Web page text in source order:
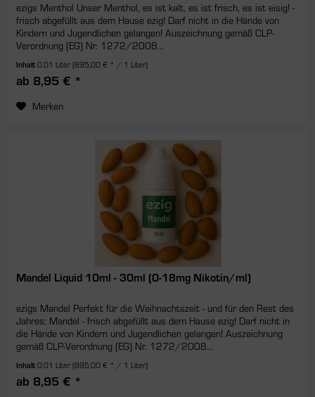
ezigs Menthol Unser Menthol, es ist kalt, es ist frisch, es ist eisig! -
frisch abgefüllt aus dem Hause ezig! Darf nicht in die Hände von
Kindern und Jugendlichen gelangen! Auszeichnung gemäß CLP-
Verordnung (EG) Nr. 1272/2008...
Inhalt0.01 Liter(895,00 € * / 1 Liter)
ab 8,95 € *
Merken
Mandel Liquid 10ml - 30ml (0-18mg Nikotin/ml)
ezigs Mandel Perfekt für die Weihnachtszeit - und für den Rest des
Jahres: Mandel - frisch abgefüllt aus dem Hause ezig! Darf nicht in
die Hände von Kindern und Jugendlichen gelangen! Auszeichnung
gemäß CLP-Verordnung (EG) Nr. 1272/2008...
Inhalt0.01 Liter(895,00 € * / 1 Liter)
ab 8,95 € *